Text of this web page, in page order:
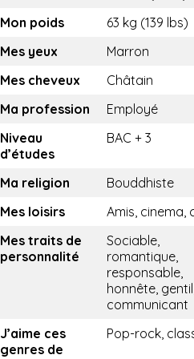
Mon poids
63 kg (139 lbs)
Mes yeux
Marron
Mes cheveux
Châtain
Ma profession
Employé
Niveau
d’études
BAC + 3
Ma religion
Bouddhiste
Mes loisirs
Amis, cinema,
Mes traits de
personnalité
Sociable,
romantique,
responsable,
honnête,
communicant
J’aime ces
genres de
Pop-rock,